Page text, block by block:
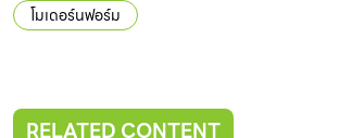
โมเดอร์นฟอร์ม
RELATED CONTENT